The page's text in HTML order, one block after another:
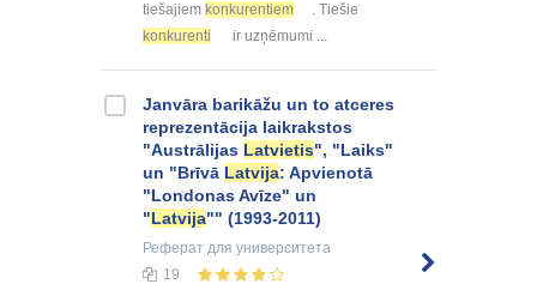
tiešajiem konkurentiem
. Tiešie
konkurenti
ir uzņēmumi ...
Janvāra barikāžu un to atceres
reprezentācija laikrakstos
"Austrālijas Latvietis", "Laiks"
un "Brīvā Latvija: Apvienotā
"Londonas Avīze" un
"Latvija"" (1993-2011)
Реферат для университета
19